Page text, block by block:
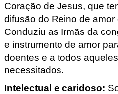
Coração de Jesus, que
difusão do Reino de
Conduziu as Irmãs da
e instrumento de amor
doentes e a todos
necessitados.
Intelectual e caridoso: